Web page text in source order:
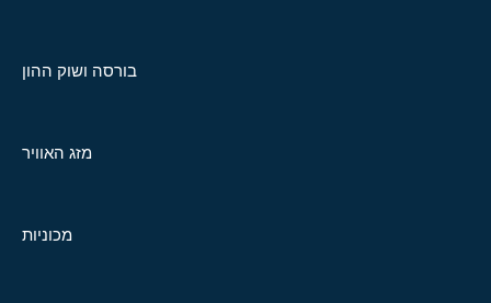
בורסה ושוק ההון
מזג האוויר
מכוניות